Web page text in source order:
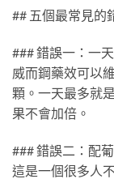
## 五個最常見的
### 錯誤一：一
威而鋼藥效可以
顆。一天最多就
果不會加倍。
### 錯誤二：配
這是一個很多人